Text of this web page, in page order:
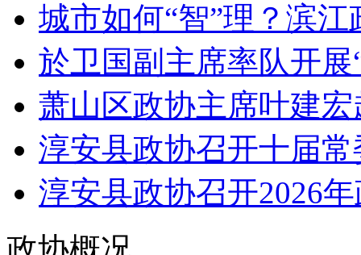
城市如何“智”理？滨
於卫国副主席率队开
萧山区政协主席叶建
淳安县政协召开十届
淳安县政协召开2026